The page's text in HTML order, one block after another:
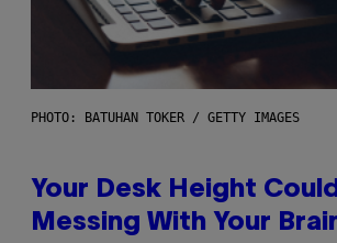
PHOTO: BATUHAN TOKER / GETTY IMAGES
Your Desk Height
Messing With Your